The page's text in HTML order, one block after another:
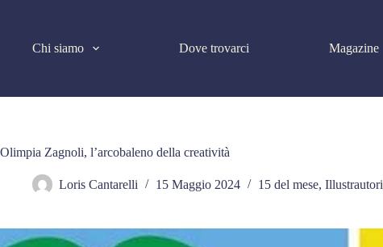
Chi siamo
Dove trovarci Magazine
Olimpia Zagnoli, l’arcobaleno della creatività
Loris Cantarelli 15 Maggio 2024 15 del mese, Illustrautori